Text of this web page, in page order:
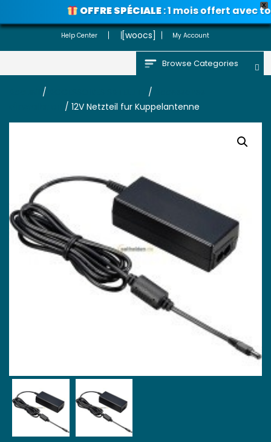
X
OFFRE SPÉCIALE: 1 mois offert avec
Voir les promos
Help Center [woocs] My Account
Browse Categories
/ /
/ 12V Netzteil fur Kuppelantenne